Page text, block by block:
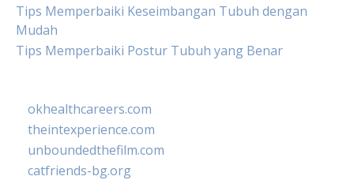
Tips Memperbaiki Keseimbangan Tubuh dengan
Mudah
Tips Memperbaiki Postur Tubuh yang Benar
okhealthcareers.com
theintexperience.com
unboundedthefilm.com
catfriends-bg.org